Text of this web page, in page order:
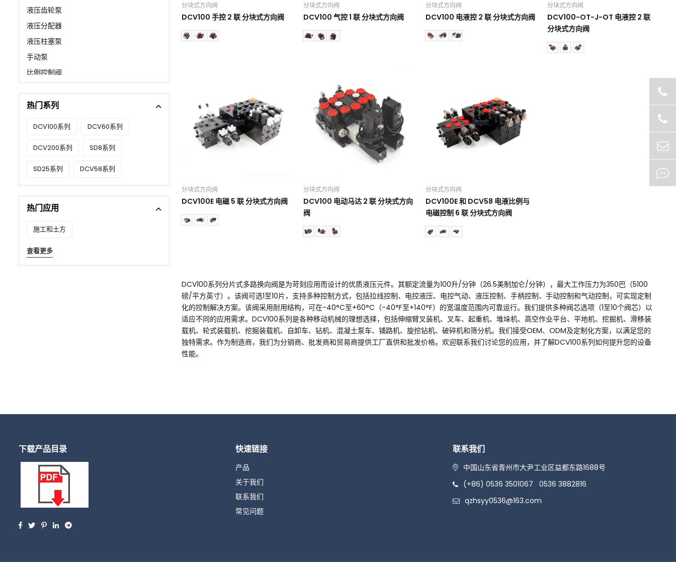
液压齿轮泵
液压分配器
液压柱塞泵
手动泵
比例控制阀
支腿控制阀
转向控制单元
热门系列
DCV100系列 DCV60系列
DCV200系列 SD8系列
SD25系列 DCV58系列
热门应用
施工和土方
查看更多
分块式方向阀
DCV100 手控 2 联 分块式方向阀
分块式方向阀
DCV100 气控 1 联 分块式方向阀
分块式方向阀
DCV100 电液控 2 联 分块式方向阀
分块式方向阀
DCV100-OT-J-OT 电液控 2 联
分块式方向阀
分块式方向阀
DCV100E 电磁 5 联 分块式方向阀
分块式方向阀
DCV100 电动马达 2 联 分块式方向
阀
分块式方向阀
DCV100E 和 DCV58 电液比例与
电磁控制 6 联 分块式方向阀
DCV100系列分片式多路换向阀是为苛刻应用而设计的优质液压元件。其额定流量为100升/分钟（26.5美制加仑/分钟），最大工作压力为350巴（5100
磅/平方英寸）。该阀可选1至10片，支持多种控制方式，包括拉线控制、电控液压、电控气动、液压控制、手柄控制、手动控制和气动控制，可实现定制
化的控制解决方案。该阀采用耐用结构，可在-40°C至+60°C（-40°F至+140°F）的宽温度范围内可靠运行。我们提供多种阀芯选项（1至10个阀芯）以
适应不同的应用需求。DCV100系列是各种移动机械的理想选择，包括伸缩臂叉装机、叉车、起重机、堆垛机、高空作业平台、平地机、挖掘机、滑移装
载机、轮式装载机、挖掘装载机、自卸车、钻机、混凝土泵车、铺路机、旋挖钻机、破碎机和筛分机。我们接受OEM、ODM及定制化方案，以满足您的
独特需求。作为制造商，我们为分销商、批发商和贸易商提供工厂直供和批发价格。欢迎联系我们讨论您的应用，并了解DCV100系列如何提升您的设备
性能。
下载产品目录 快速链接
产品
关于我们
联系我们
常见问题
联系我们
中国山东省青州市大尹工业区益都东路1688号
(+86) 0536 3501067
0536 3882816
qzhsyy0536@163.com